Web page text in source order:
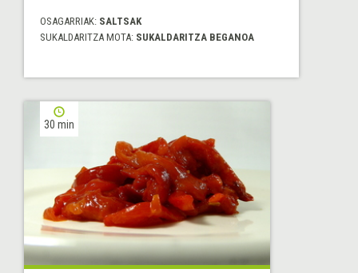
OSAGARRIAK: SALTSAK
SUKALDARITZA MOTA: SUKALDARITZA BEGANOA
30 min